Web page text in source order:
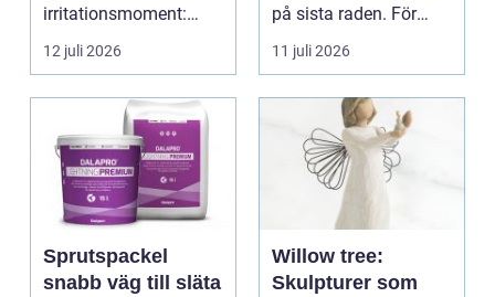
irritationsmoment:
långsam avrinning ...
12 juli 2026
på sista raden. För
många entrepren...
11 juli 2026
Sprutspackel
snabb väg till släta
Willow tree:
Skulpturer som